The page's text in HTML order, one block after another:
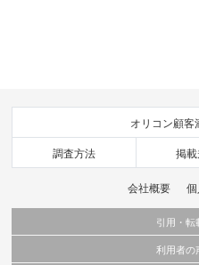
オリコン顧客
調査方法 掲
会社概要
引用・転
当サイトで公開されている情報（文字、
利用者の